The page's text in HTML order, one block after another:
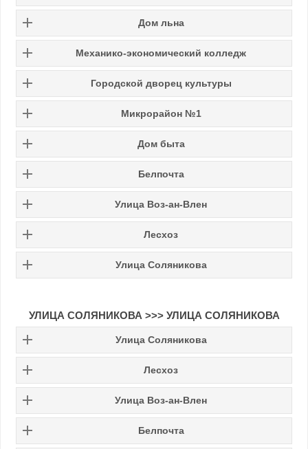
Дом льна
Механико-экономический колледж
Городской дворец культуры
Микрорайон №1
Дом быта
Белпочта
Улица Воз-ан-Влен
Лесхоз
Улица Соляникова
УЛИЦА СОЛЯНИКОВА >>> УЛИЦА СОЛЯНИКОВА
Улица Соляникова
Лесхоз
Улица Воз-ан-Влен
Белпочта